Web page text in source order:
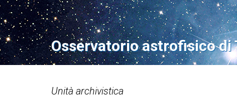
Osservatorio astrofisico di
Unità archivistica